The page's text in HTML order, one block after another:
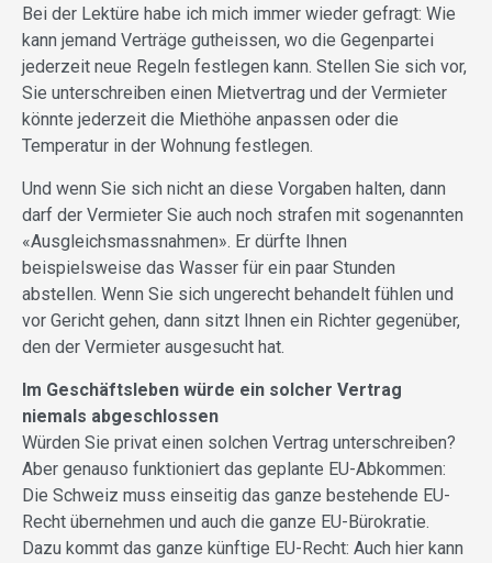
Bei der Lektüre habe ich mich immer wieder gefragt: Wie
kann jemand Verträge gutheissen, wo die Gegenpartei
jederzeit neue Regeln festlegen kann. Stellen Sie sich vor,
Sie unterschreiben einen Mietvertrag und der Vermieter
könnte jederzeit die Miethöhe anpassen oder die
Temperatur in der Wohnung festlegen.
Und wenn Sie sich nicht an diese Vorgaben halten, dann
darf der Vermieter Sie auch noch strafen mit sogenannten
«Ausgleichsmassnahmen». Er dürfte Ihnen
beispielsweise das Wasser für ein paar Stunden
abstellen. Wenn Sie sich ungerecht behandelt fühlen und
vor Gericht gehen, dann sitzt Ihnen ein Richter gegenüber,
den der Vermieter ausgesucht hat.
Im Geschäftsleben würde ein solcher Vertrag
niemals abgeschlossen
Würden Sie privat einen solchen Vertrag unterschreiben?
Aber genauso funktioniert das geplante EU-Abkommen:
Die Schweiz muss einseitig das ganze bestehende EU-
Recht übernehmen und auch die ganze EU-Bürokratie.
Dazu kommt das ganze künftige EU-Recht: Auch hier kann